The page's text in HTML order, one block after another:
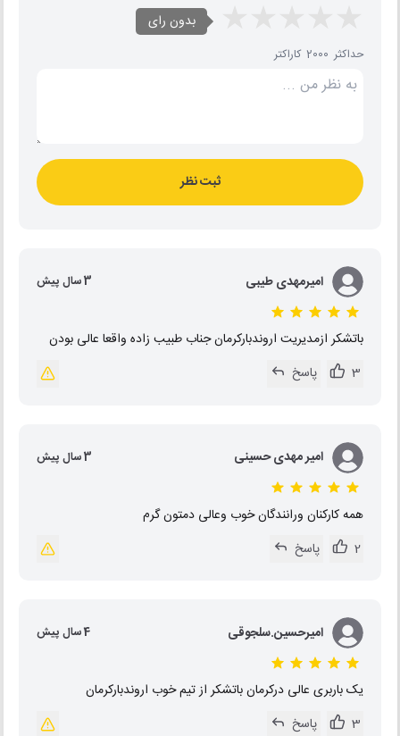
بدون رای
حداکثر 2000 کاراکتر
ثبت نظر
امیرمهدی طیبی 3 سال پیش
باتشکر ازمدیریت اروندبارکرمان جناب طبیب زاده واقعا عالی بودن
3
پاسخ
امیر مهدی حسینی 3 سال پیش
همه کارکنان ورانندگان خوب وعالی دمتون گرم
2
پاسخ
امیرحسین.سلجوقی 4 سال پیش
یک باربری عالی درکرمان باتشکر از تیم خوب اروندبارکرمان
3
پاسخ